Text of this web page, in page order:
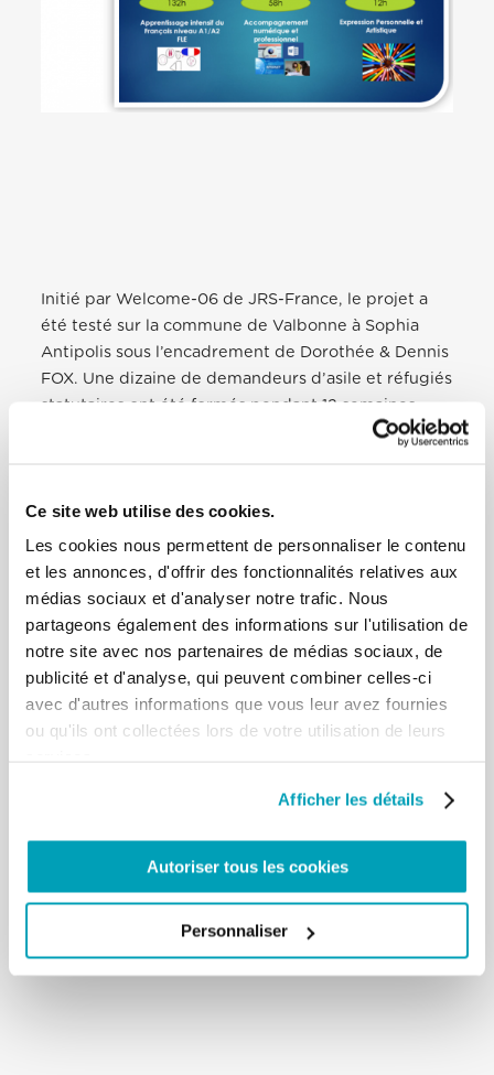
Ce site web utilise des cookies.
Les cookies nous permettent de personnaliser le contenu
et les annonces, d'offrir des fonctionnalités relatives aux
médias sociaux et d'analyser notre trafic. Nous
partageons également des informations sur l'utilisation de
notre site avec nos partenaires de médias sociaux, de
publicité et d'analyse, qui peuvent combiner celles-ci
avec d'autres informations que vous leur avez fournies
ou qu'ils ont collectées lors de votre utilisation de leurs
Afficher les détails
Autoriser tous les cookies
Personnaliser
Initié par Welcome-06 de JRS-France, le projet a
été testé sur la commune de Valbonne à Sophia
Antipolis sous l’encadrement de Dorothée & Dennis
FOX. Une dizaine de demandeurs d’asile et réfugiés
statutaires ont été formés pendant 12 semaines
d’octobre à décembre 2019. Deux enseignantes
l’association SLV a assuré l’apprentissage des outils
numériques dans le cadre de la recherche
d’emploi/formation. Ces actions ont été soutenues
par 15-20 bénévoles qui ont aidé à la répétition des
cours de français, assisté SLV dans les modules
numériques, créé des modules propres
d’élaboration de projet professionnel, et préparé
des déjeuners avec les participants lors de la pause
de midi.